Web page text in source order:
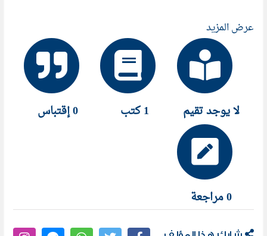
عرض المزيد
لا يوجد تقيم 1 كتب 0 إقتباس
0 مراجعة